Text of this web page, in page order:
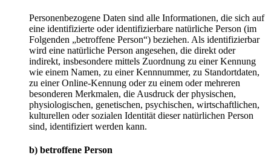
Personenbezogene Daten sind alle Informationen, die sich auf
eine identifizierte oder identifizierbare natürliche Person (im
Folgenden „betroffene Person“) beziehen. Als identifizierbar
wird eine natürliche Person angesehen, die direkt oder
indirekt, insbesondere mittels Zuordnung zu einer Kennung
wie einem Namen, zu einer Kennnummer, zu Standortdaten,
zu einer Online-Kennung oder zu einem oder mehreren
besonderen Merkmalen, die Ausdruck der physischen,
physiologischen, genetischen, psychischen, wirtschaftlichen,
kulturellen oder sozialen Identität dieser natürlichen Person
sind, identifiziert werden kann.
b) betroffene Person